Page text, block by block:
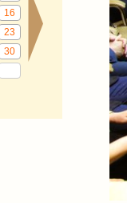
16
23
30